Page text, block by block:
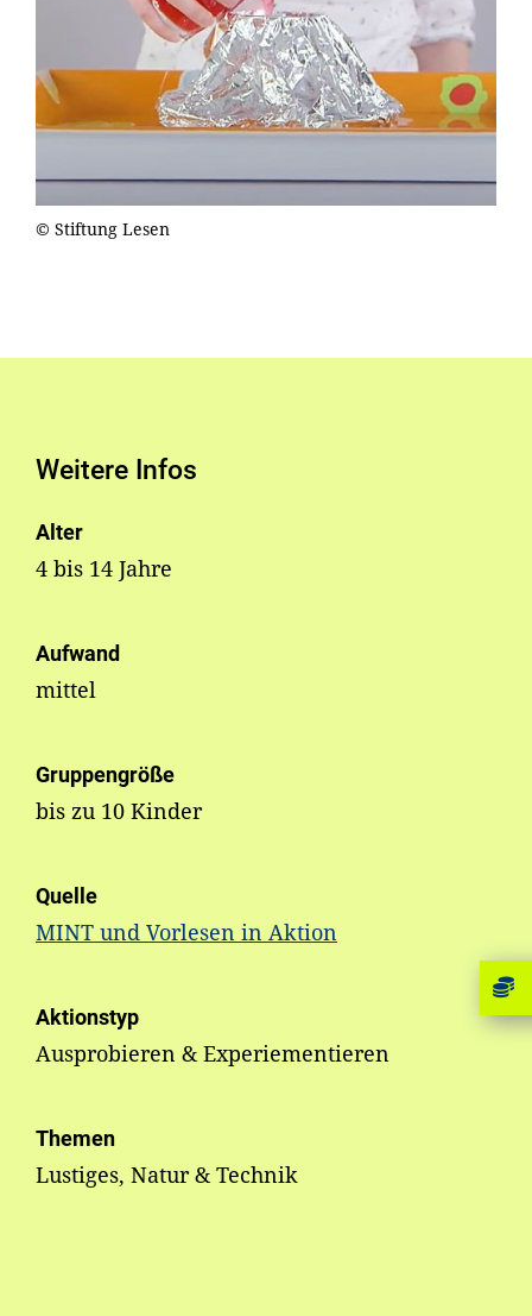
© Stiftung Lesen
Weitere Infos
Alter
4 bis 14 Jahre
Aufwand
mittel
Gruppengröße
bis zu 10 Kinder
Quelle
MINT und Vorlesen in Aktion
Aktionstyp
Ausprobieren & Experiementieren
Themen
Lustiges, Natur & Technik